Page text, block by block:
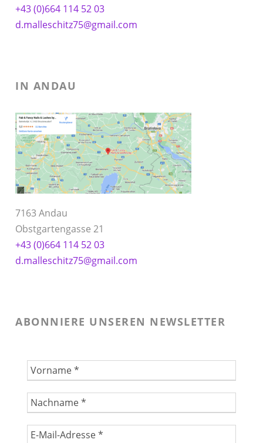
+43 (0)664 114 52 03
d.malleschitz75@gmail.com
IN ANDAU
7163 Andau
Obstgartengasse 21
+43 (0)664 114 52 03
d.malleschitz75@gmail.com
ABONNIERE UNSEREN NEWSLETTER